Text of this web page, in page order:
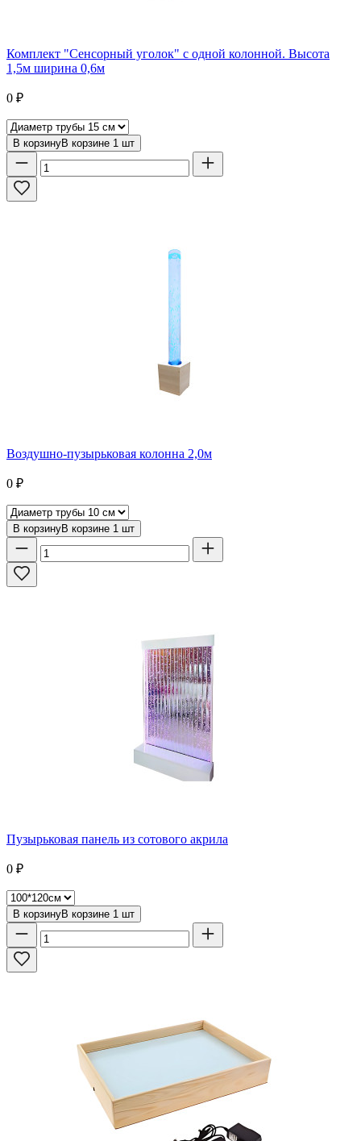
Комплект "Сенсорный уголок" с одной колонной. Высота
1,5м ширина 0,6м
0 ₽
В корзинуВ корзине 1 шт
Воздушно-пузырьковая колонна 2,0м
0 ₽
В корзинуВ корзине 1 шт
Пузырьковая панель из сотового акрила
0 ₽
В корзинуВ корзине 1 шт